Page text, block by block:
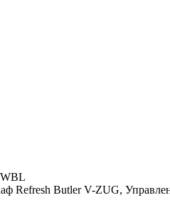
Refresh Butler V-ZUG,